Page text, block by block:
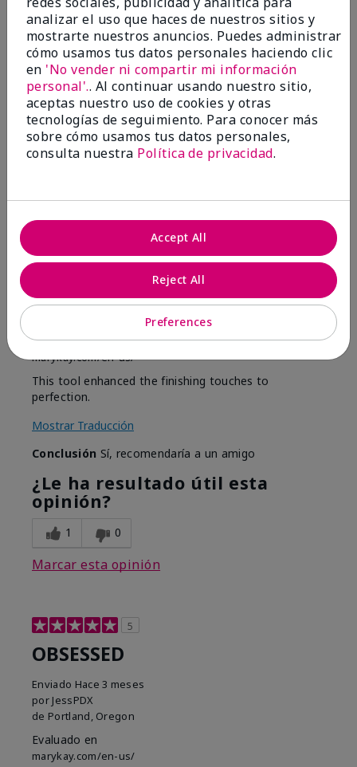
1 estrella
0
Evaluado por 2 clientes
MK completion sponge
porShirley "Girl"
Evaluado en
marykay.com/en-us/
This tool enhanced the finishing touches to
perfection.
Mostrar Traducción
Conclusión Sí, recomendaría a un amigo
¿Le ha resultado útil esta
opinión?
1 0
Marcar esta opinión
5
OBSESSED
Enviado Hace 3 meses
por JessPDX
de Portland, Oregon
Evaluado en
marykay.com/en-us/
analizar el uso que haces de nuestros sitios y
mostrarte nuestros anuncios. Puedes administrar
cómo usamos tus datos personales haciendo clic
en 'No vender ni compartir mi información
personal'.. Al continuar usando nuestro sitio,
aceptas nuestro uso de cookies y otras
tecnologías de seguimiento. Para conocer más
sobre cómo usamos tus datos personales,
consulta nuestra Política de privacidad.
Preferences
Reject All
Accept All